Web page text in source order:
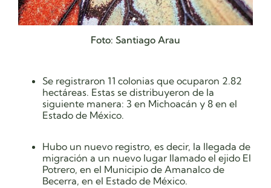
Foto: Santiago Arau
Se registraron 11 colonias que ocuparon 2.82
hectáreas. Estas se distribuyeron de la
siguiente manera: 3 en Michoacán y 8 en el
Estado de México.
Hubo un nuevo registro, es decir, la llegada de
migración a un nuevo lugar llamado el ejido El
Potrero, en el Municipio de Amanalco de
Becerra, en el Estado de México.